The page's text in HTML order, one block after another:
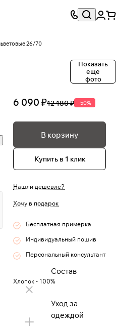
26/70
Показать
еще
фото
6 090 ₽12 180 ₽ -50%
В корзину
Купить в 1 клик
Нашли дешевле?
Хочу в подарок
Бесплатная примерка
Индивидуальный пошив
Персональный консультант
Состав
Хлопок - 100%
Уход за
одеждой